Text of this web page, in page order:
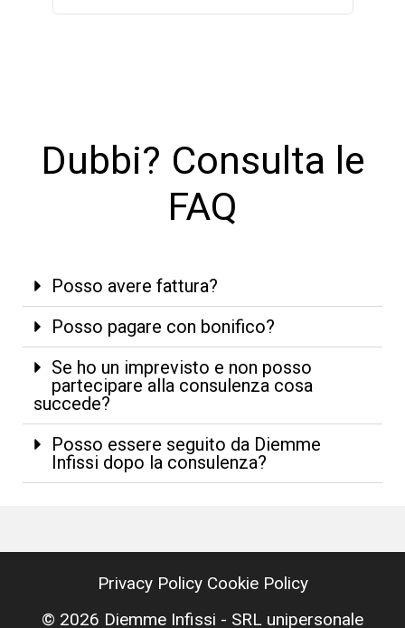
Dubbi? Consulta le
FAQ
Posso avere fattura?
Posso pagare con bonifico?
Se ho un imprevisto e non posso
partecipare alla consulenza cosa
succede?
Posso essere seguito da Diemme
Infissi dopo la consulenza?
Privacy Policy Cookie Policy
© 2026 Diemme Infissi - SRL unipersonale